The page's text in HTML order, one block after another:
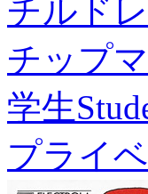
チルド
チップ
学生
プライ